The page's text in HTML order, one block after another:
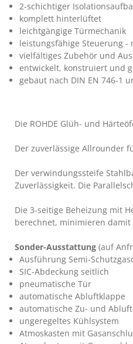
2-schichtiger
komplett hinterlüftet
leichtgängige Türmechanik
leistungsfähige Steuerung
vielfältiges Zubehör und
entwickelt, konstruiert und
gebaut nach DIN EN 746-1
Die ROHDE Glüh- und
Der zuverlässige Allrounder
Der verwindungssteife
Zuverlässigkeit. Die
Die 3-seitige Beheizung mit
berechnet, minimieren damit
Sonder-Ausstattung (auf
Ausführung Semi-
SIC-Abdeckung seitlich
pneumatische Tür
automatische Abluftklappe
automatische Zu- und
ungeregeltes Kühlsystem
Atmoskasten mit